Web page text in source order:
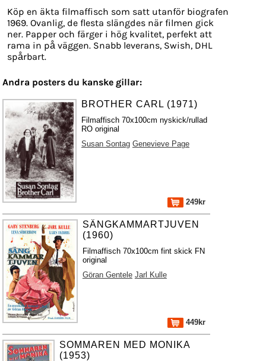
Köp en äkta filmaffisch som satt utanför biografen
1969. Ovanlig, de flesta slängdes när filmen gick
ner. Papper och färger i hög kvalitet, perfekt att
rama in på väggen. Snabb leverans, Swish, DHL
spårbart.
Andra posters du kanske gillar:
BROTHER CARL (1971)
Filmaffisch 70x100cm nyskick/rullad
RO original
Susan Sontag Genevieve Page
249kr
SÄNGKAMMARTJUVEN
(1960)
Filmaffisch 70x100cm fint skick FN
original
Göran Gentele Jarl Kulle
449kr
SOMMAREN MED MONIKA
(1953)